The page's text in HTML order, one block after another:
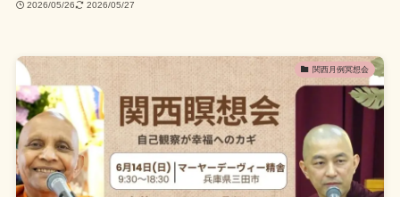
2026/05/26 2026/05/27
関西月例冥想会